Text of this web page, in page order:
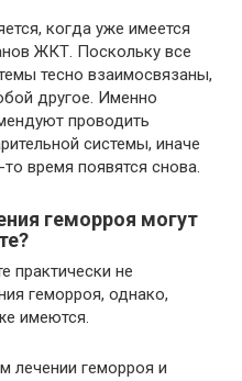
когда уже имеется
ЖКТ. Поскольку все
тесно взаимосвязаны,
другое. Именно
проводить
системы, иначе
время появятся снова.
геморроя могут
практически не
геморроя, однако,
имеются.
лечении геморроя и